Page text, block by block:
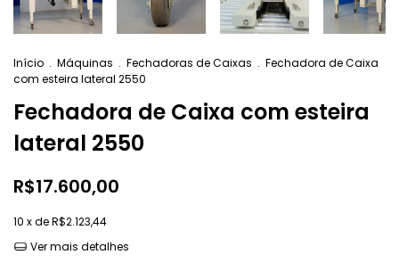
Início . Máquinas . Fechadoras de Caixas . Fechadora de Caixa
com esteira lateral 2550
Fechadora de Caixa com esteira
lateral 2550
R$17.600,00
10 x deR$2.123,44
Ver mais detalhes